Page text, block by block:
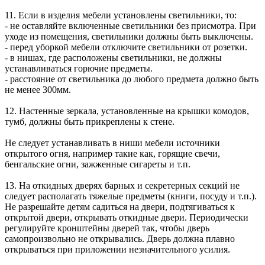
11. Если в изделия мебели установлены светильники, то:
- не оставляйте включенные светильники без присмотра. При
уходе из помещения, светильники должны быть выключены.
- перед уборкой мебели отключите светильники от розетки.
- в нишах, где расположены светильники, не должны
устанавливаться горючие предметы.
- расстояние от светильника до любого предмета должно быть
не менее 300мм.
12. Настенные зеркала, установленные на крышки комодов,
тумб, должны быть прикреплены к стене.
Не следует устанавливать в ниши мебели источники
открытого огня, например такие как, горящие свечи,
бенгальские огни, зажженные сигареты и т.п.
13. На откидных дверях барных и секретерных секций не
следует располагать тяжелые предметы (книги, посуду и т.п.).
Не разрешайте детям садиться на двери, подтягиваться к
открытой двери, открывать откидные двери. Периодически
регулируйте кронштейны дверей так, чтобы дверь
самопроизвольно не открывались. Дверь должна плавно
открываться при приложении незначительного усилия.